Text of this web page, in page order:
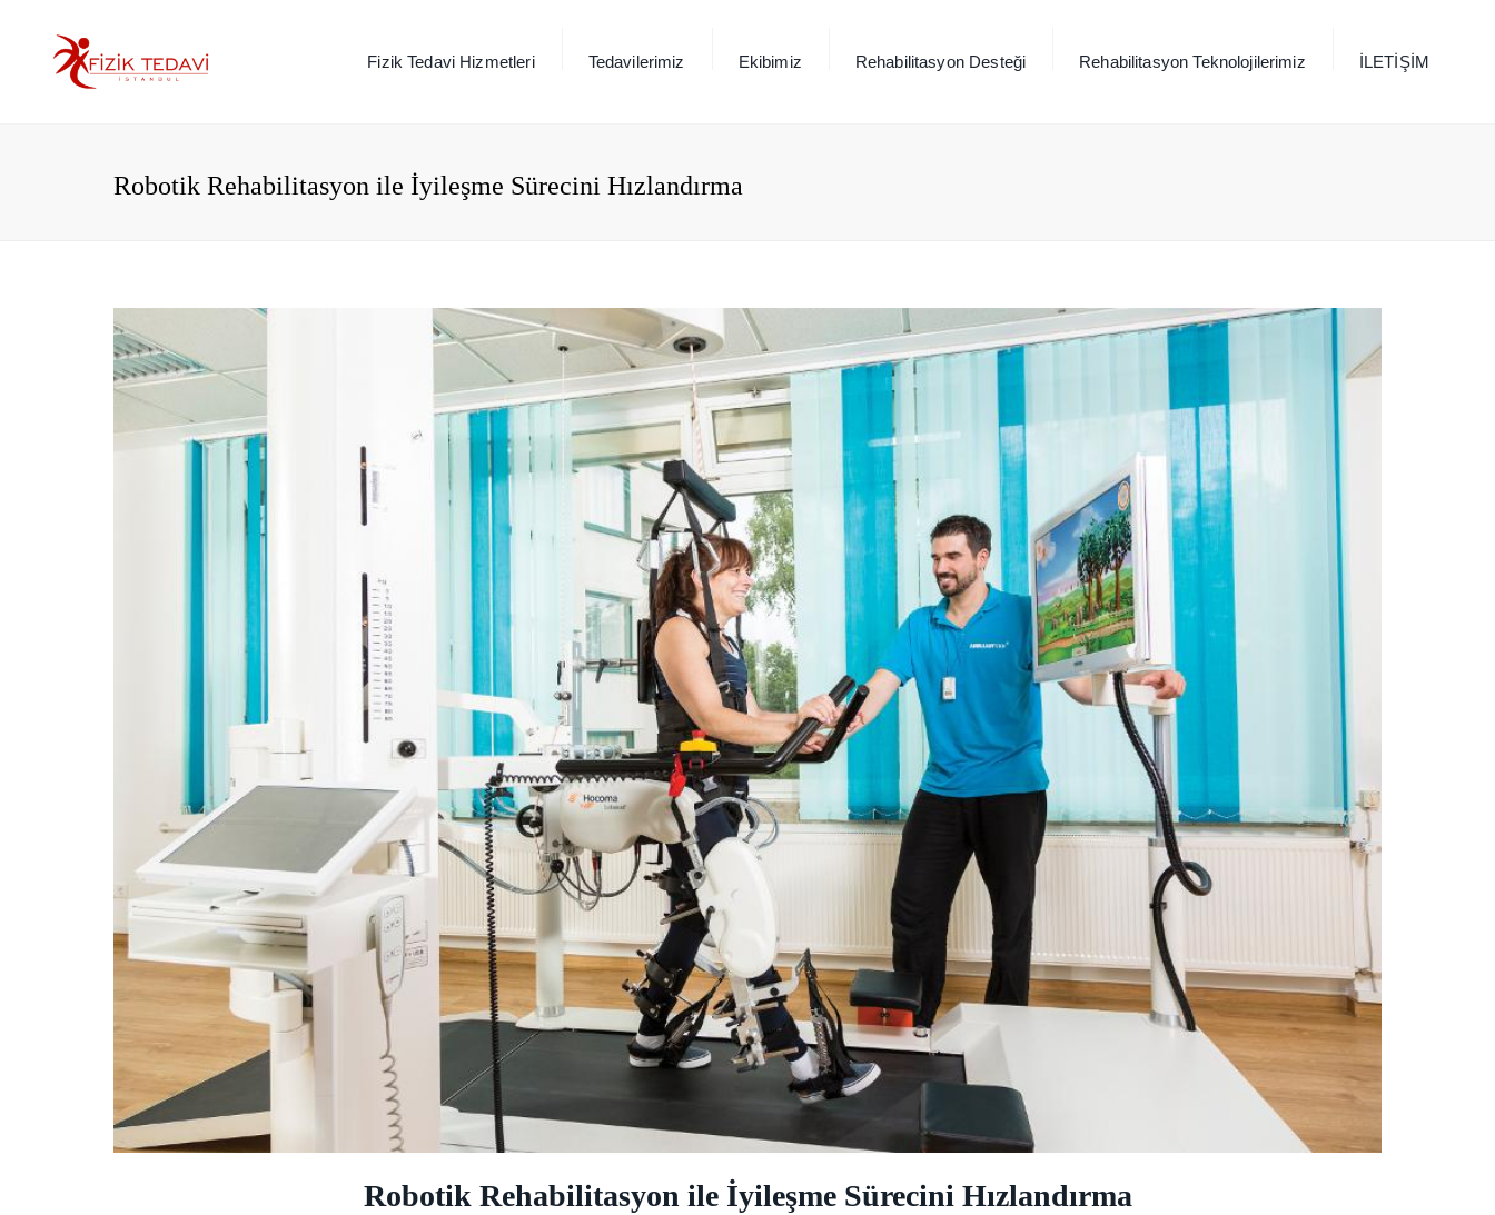
Fizik Tedavi Hizmetleri Tedavilerimiz Ekibimiz Rehabilitasyon Desteği Rehabilitasyon Teknolojilerimiz İLETİŞİM
Robotik Rehabilitasyon ile İyileşme Sürecini Hızlandırma
Robotik Rehabilitasyon ile İyileşme Sürecini Hızlandırma